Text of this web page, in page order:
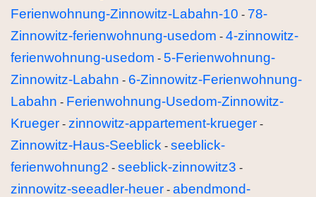
Ferienwohnung-Zinnowitz-Labahn-10 - 78-
Zinnowitz-ferienwohnung-usedom - 4-zinnowitz-
ferienwohnung-usedom - 5-Ferienwohnung-
Zinnowitz-Labahn - 6-Zinnowitz-Ferienwohnung-
Labahn - Ferienwohnung-Usedom-Zinnowitz-
Krueger - zinnowitz-appartement-krueger -
Zinnowitz-Haus-Seeblick - seeblick-
ferienwohnung2 - seeblick-zinnowitz3 -
zinnowitz-seeadler-heuer - abendmond-